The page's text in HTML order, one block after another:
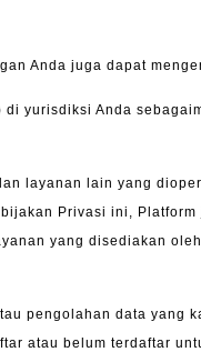
Anda juga dapat
yurisdiksi Anda
layanan lain yang
Privasi ini,
yang disediakan
pengolahan data yang
atau belum terdaftar